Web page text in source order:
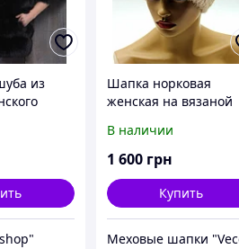
из
Шапка норковая
женская на вязаной
бубоном из песца
(пудра).
В наличии
1 600 грн
Купить